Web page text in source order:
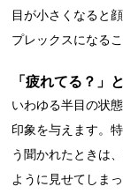
目が小さくなると
プレックスになる
「疲れてる？」
いわゆる半目の状
印象を与えます。
う聞かれたときは
ように見せてしま